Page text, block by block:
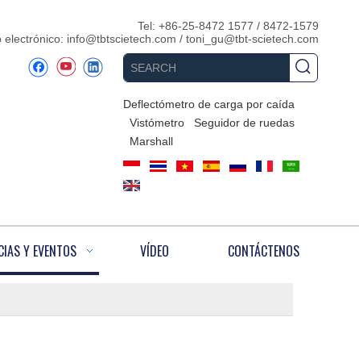
Tel: +86-25-8472 1577 / 8472-1579
electrónico: info@tbtscietech.com / toni_gu@tbt-scietech.com
Deflectómetro de carga por caída
Vistómetro
Seguidor de ruedas
Marshall
Y EVENTOS VÍDEO CONTÁCTENOS